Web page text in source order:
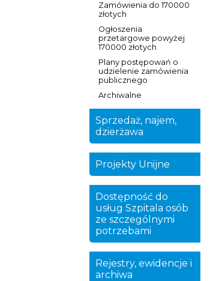
Zamówienia do 170000
złotych
Ogłoszenia
przetargowe powyżej
170000 złotych
Plany postępowań o
udzielenie zamówienia
publicznego
Archiwalne
Sprzedaż, najem,
dzierżawa
Projekty Unijne
Dostępność do
usług Szpitala osób
ze szczególnymi
potrzebami
Rejestry, ewidencje i
archiwa